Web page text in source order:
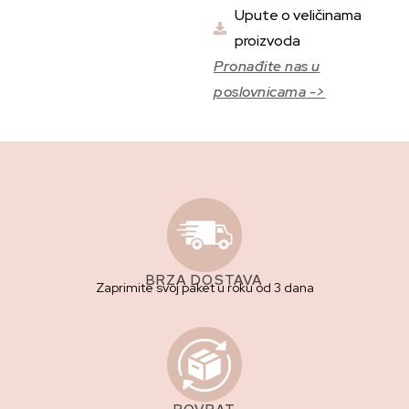
Upute o veličinama
proizvoda
Pronađite nas u
poslovnicama ->
BRZA DOSTAVA
Zaprimite svoj paket u roku od 3 dana